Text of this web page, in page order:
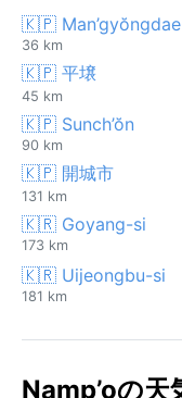
🇰🇵
36 km
🇰🇵 平壌
45 km
🇰🇵 Sunch’ŏn
90 km
🇰🇵 開城市
131 km
🇰🇷 Goyang-si
173 km
🇰🇷 Uijeongbu-si
181 km
Namp’oの